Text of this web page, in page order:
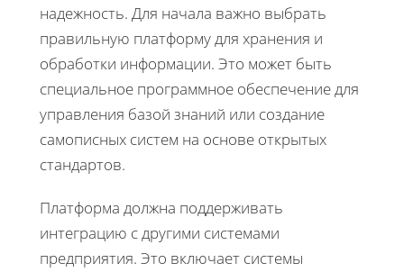
надежность. Для начала важно выбрать
правильную платформу для хранения и
обработки информации. Это может быть
специальное программное обеспечение для
управления базой знаний или создание
самописных систем на основе открытых
стандартов.
Платформа должна поддерживать
интеграцию с другими системами
предприятия. Это включает системы